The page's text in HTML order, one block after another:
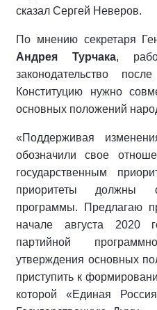
сказал Сергей Неверов.
По мнению секретаря
Андрея Турчака,
законодательство
Конституцию нужно
основных положений
«Поддерживая
обозначили свое
государственным
приоритеты должны
программы. Предлагаю
начале августа 2020
партийной
утверждения основных
приступить к
которой «Единая